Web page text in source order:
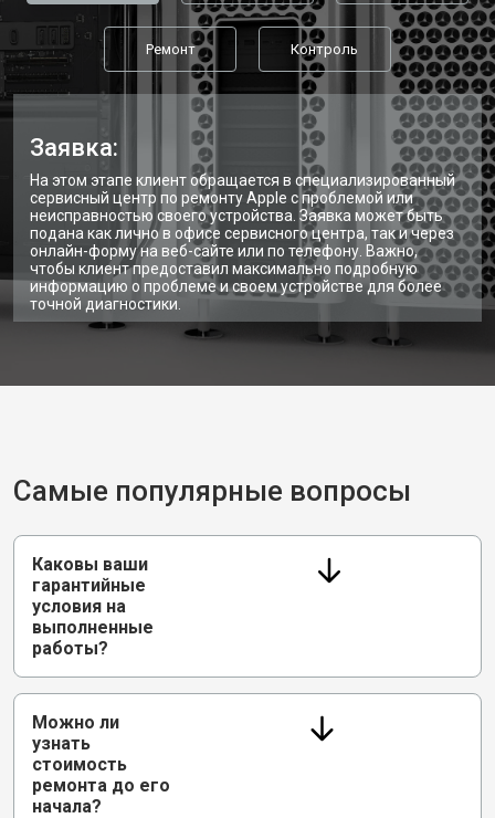
Ремонт Контроль
Заявка:
На этом этапе клиент обращается в специализированный
сервисный центр по ремонту Apple с проблемой или
неисправностью своего устройства. Заявка может быть
подана как лично в офисе сервисного центра, так и через
онлайн-форму на веб-сайте или по телефону. Важно,
чтобы клиент предоставил максимально подробную
информацию о проблеме и своем устройстве для более
точной диагностики.
Самые популярные вопросы
Каковы ваши
гарантийные
условия на
выполненные
работы?
Можно ли
узнать
стоимость
ремонта до его
начала?